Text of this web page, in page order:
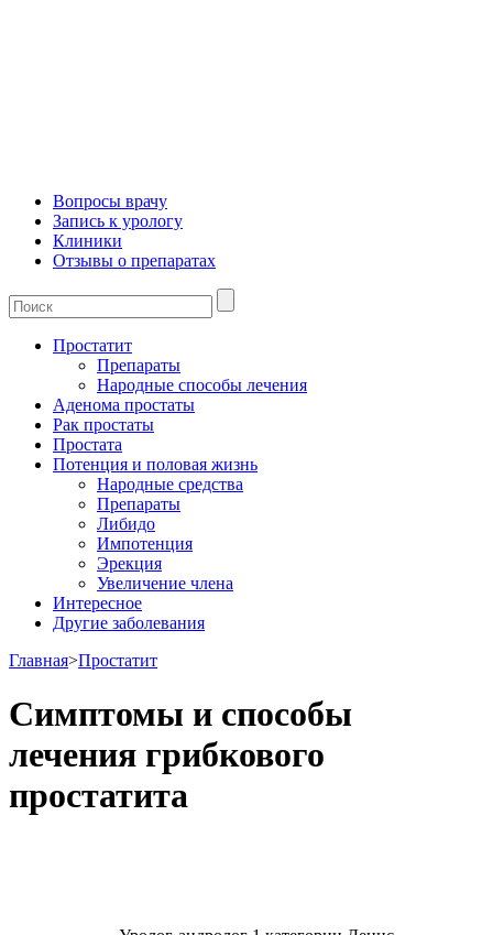
Вопросы врачу
Запись к урологу
Клиники
Отзывы о препаратах
Простатит
Препараты
Народные способы лечения
Аденома простаты
Рак простаты
Простата
Потенция и половая жизнь
Народные средства
Препараты
Либидо
Импотенция
Эрекция
Увеличение члена
Интересное
Другие заболевания
Главная>Простатит
Симптомы и способы
лечения грибкового
простатита